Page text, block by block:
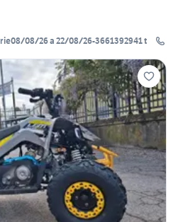
08/26 a 22/08/26-3661392941 t